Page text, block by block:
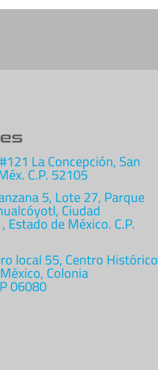
La Concepción, San
C.P. 52105
5, Lote 27, Parque
Ciudad
de México. C.P.
local 55, Centro Histórico
Colonia
06080